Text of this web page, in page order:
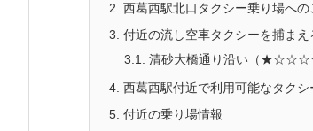
2. 西葛西駅北口タクシー乗り場への
3. 付近の流し空車タクシーを捕まえ
3.1.
清砂大橋通り沿い（
4. 西葛西駅付近で利用可能なタクシ
5. 付近の乗り場情報